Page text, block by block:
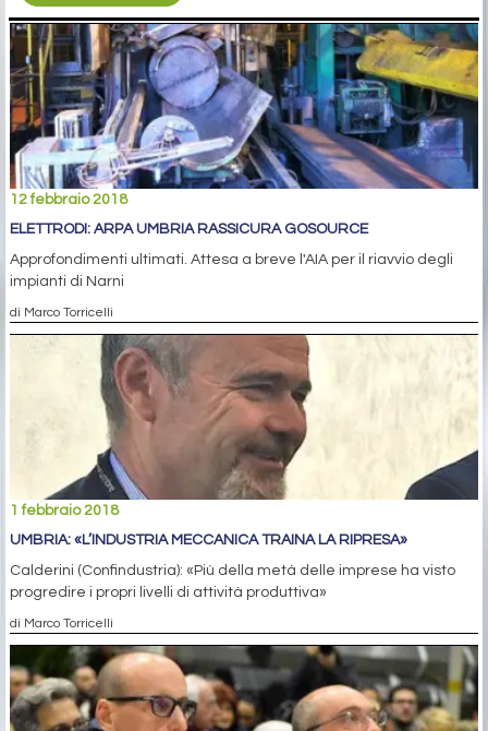
12 febbraio 2018
ELETTRODI: ARPA UMBRIA RASSICURA GOSOURCE
Approfondimenti ultimati. Attesa a breve l'AIA per il riavvio degli
impianti di Narni
di Marco Torricelli
1 febbraio 2018
UMBRIA: «L’INDUSTRIA MECCANICA TRAINA LA RIPRESA»
Calderini (Confindustria): «Più della metà delle imprese ha visto
progredire i propri livelli di attività produttiva»
di Marco Torricelli